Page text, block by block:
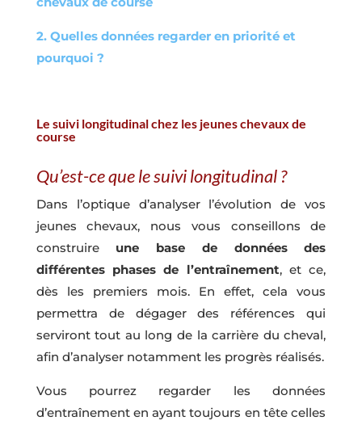
2. Quelles données regarder en priorité et
pourquoi ?
Le suivi longitudinal chez les jeunes chevaux de
course
Qu’est-ce que le suivi longitudinal ?
Dans l’optique d’analyser l’évolution de vos
jeunes chevaux, nous vous conseillons de
construire une base de données des
différentes phases de l’entraînement, et ce,
dès les premiers mois. En effet, cela vous
permettra de dégager des références qui
serviront tout au long de la carrière du cheval,
afin d’analyser notamment les progrès réalisés.
Vous pourrez regarder les données
d’entraînement en ayant toujours en tête celles